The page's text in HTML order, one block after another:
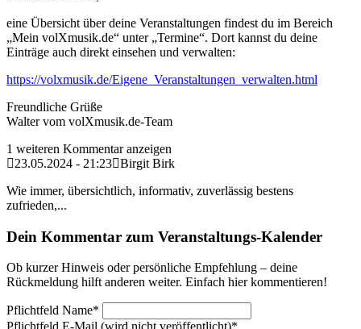
eine Übersicht über deine Veranstaltungen findest du im Bereich
„Mein volXmusik.de“ unter „Termine“. Dort kannst du deine
Einträge auch direkt einsehen und verwalten:
https://volxmusik.de/Eigene_Veranstaltungen_verwalten.html
Freundliche Grüße
Walter vom volXmusik.de-Team
1 weiteren Kommentar anzeigen
23.05.2024 - 21:23 Birgit Birk
Wie immer, übersichtlich, informativ, zuverlässig bestens
zufrieden,...
Dein Kommentar zum Veranstaltungs-Kalender
Ob kurzer Hinweis oder persönliche Empfehlung – deine
Rückmeldung hilft anderen weiter. Einfach hier kommentieren!
Pflichtfeld Name*